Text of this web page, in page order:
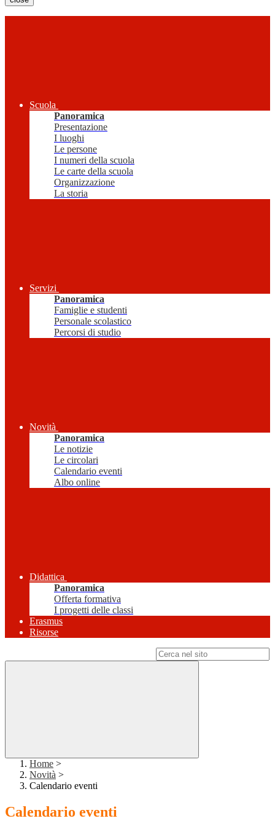
Scuola
Panoramica
Presentazione
I luoghi
Le persone
I numeri della scuola
Le carte della scuola
Organizzazione
La storia
Servizi
Panoramica
Famiglie e studenti
Personale scolastico
Percorsi di studio
Novità
Panoramica
Le notizie
Le circolari
Calendario eventi
Albo online
Didattica
Panoramica
Offerta formativa
I progetti delle classi
Erasmus
Risorse
Home >
Novità >
Calendario eventi
Calendario eventi